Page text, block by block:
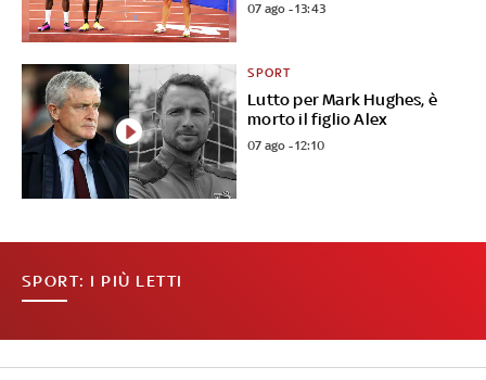
07 ago - 13:43
Lutto per Mark Hughes, è
morto il figlio Alex
SPORT
07 ago - 12:10
SPORT: I PIÙ LETTI